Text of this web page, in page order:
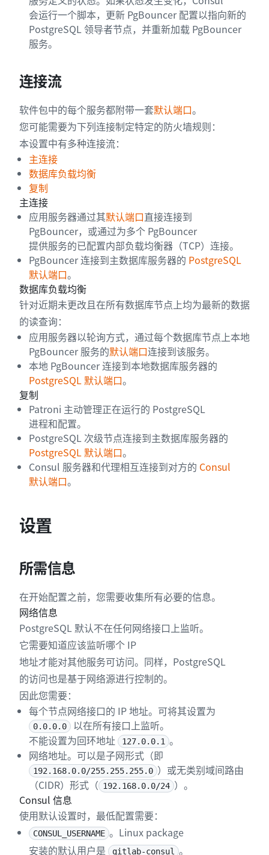
会运行一个脚本，更新 PgBouncer 配置以指向新的
PostgreSQL 领导者节点，并重新加载 PgBouncer
服务。
连接流
软件包中的每个服务都附带一套默认端口。
您可能需要为下列连接制定特定的防火墙规则：
本设置中有多种连接流：
主连接
数据库负载均衡
复制
主连接
应用服务器通过其默认端口直接连接到
PgBouncer，或通过为多个 PgBouncer
提供服务的已配置内部负载均衡器（TCP）连接。
PgBouncer 连接到主数据库服务器的 PostgreSQL
默认端口。
数据库负载均衡
针对近期未更改且在所有数据库节点上均为最新的数据
的读查询：
应用服务器以轮询方式，通过每个数据库节点上本地
PgBouncer 服务的默认端口连接到该服务。
本地 PgBouncer 连接到本地数据库服务器的
PostgreSQL 默认端口。
复制
Patroni 主动管理正在运行的 PostgreSQL
进程和配置。
PostgreSQL 次级节点连接到主数据库服务器的
PostgreSQL 默认端口。
Consul 服务器和代理相互连接到对方的 Consul
默认端口。
设置
所需信息
在开始配置之前，您需要收集所有必要的信息。
网络信息
PostgreSQL 默认不在任何网络接口上监听。
它需要知道应该监听哪个 IP
地址才能对其他服务可访问。同样，PostgreSQL
的访问也是基于网络源进行控制的。
因此您需要：
每个节点网络接口的 IP 地址。可将其设置为
0.0.0.0
以在所有接口上监听。
不能设置为回环地址
127.0.0.1 。
网络地址。可以是子网形式（即
192.168.0.0/255.255.255.0 ）或无类别域间路由
（CIDR）形式（ 192.168.0.0/24 ）。
Consul 信息
使用默认设置时，最低配置需要：
CONSUL_USERNAME 。Linux package
安装的默认用户是
gitlab-consul 。